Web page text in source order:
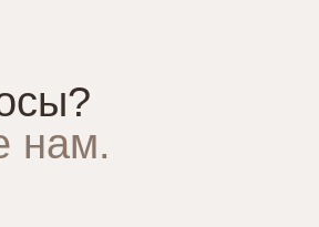
нам.